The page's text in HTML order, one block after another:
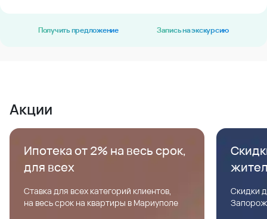
Получить предложение Запись на экскурсию
Акции
Ипотека от 2% на весь срок,
для всех
Ставка для всех категорий клиентов,
на весь срок на квартиры в Мариуполе
Скидки